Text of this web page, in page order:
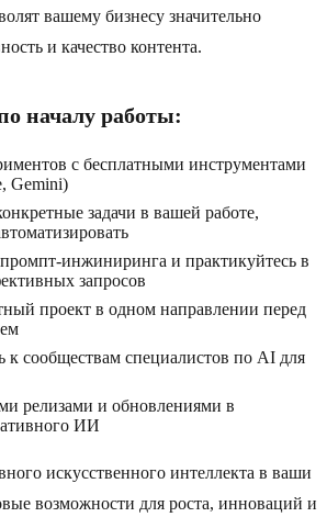
вашему бизнесу значительно
и качество контента.
началу работы:
с бесплатными инструментами
Gemini)
задачи в вашей работе,
инжиниринга и практикуйтесь в
запросов
проект в одном направлении перед
к сообществам специалистов по AI для
релизами и обновлениями в
ИИ
искусственного интеллекта в ваши
возможности для роста, инноваций и